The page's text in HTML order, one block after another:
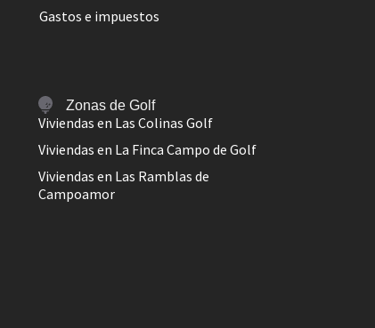
Gastos e impuestos
Zonas de Golf
Viviendas en Las Colinas Golf
Viviendas en La Finca Campo de Golf
Viviendas en Las Ramblas de
Campoamor